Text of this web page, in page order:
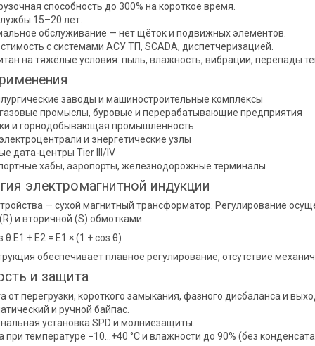
способность до 300% на короткое время.
15–20 лет.
обслуживание — нет щёток и подвижных элементов.
с системами АСУ ТП, SCADA, диспетчеризацией.
на тяжёлые условия: пыль, влажность, вибрации, перепады
заводы и машиностроительные комплексы
промыслы, буровые и перерабатывающие предприятия
и горнодобывающая промышленность
и энергетические узлы
дата-центры Tier III/IV
хабы, аэропорты, железнодорожные терминалы
электромагнитной индукции
— сухой магнитный трансформатор. Регулирование
и вторичной (S) обмотками:
θ E1 + E2 = E1 × (1 + cos θ)
обеспечивает плавное регулирование, отсутствие
и защита
от перегрузки, короткого замыкания, фазного дисбаланса и
и ручной байпас.
установка SPD и молниезащиты.
при температуре −10…+40 °C и влажности до 90% (без